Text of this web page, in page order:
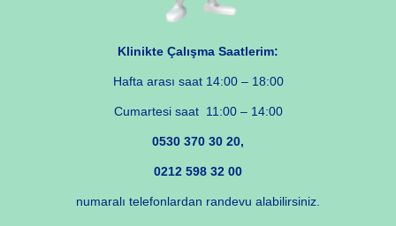
Klinikte Çalışma Saatlerim:
Hafta arası saat 14:00 – 18:00
Cumartesi saat 11:00 – 14:00
0530 370 30 20,
0212 598 32 00
numaralı telefonlardan randevu alabilirsiniz.